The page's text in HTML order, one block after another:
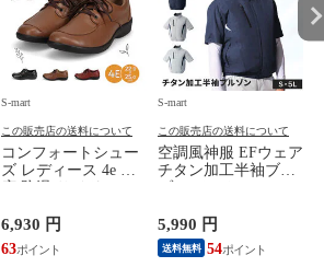
S-mart
この販売店の送料について
コンフォートシュー
ズ レディース 4e 幅
シューズ 黒 トパー
ズ モア 靴 カジュア
ルシューズ 外反母趾
6,930 円
63
S-mart
この販売店の送料について
空調風神服 EFウェア
チタン加工半袖ブル
ジャケット 遮熱 作
業服 作業着 上着 ア
タックベース KF100
5,990 円
送料無料 54